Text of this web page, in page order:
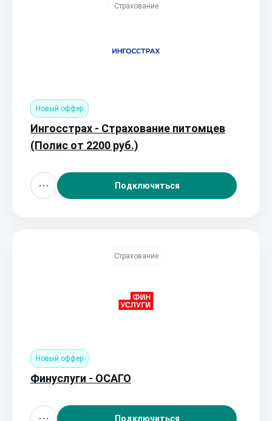
Страхование
Новый оффер
Ингосстрах - Страхование питомцев
(Полис от 2200 руб.)
Подключиться
Страхование
Новый оффер
Финуслуги - ОСАГО
Подключиться